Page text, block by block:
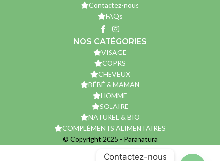
Contactez-nous
FAQs
NOS CATÉGORIES
VISAGE
COPRS
CHEVEUX
BÉBÉ & MAMAN
HOMME
SOLAIRE
NATUREL & BIO
COMPLÉMENTS ALIMENTAIRES
© Copyright 2025 - Paranatura
Contactez-nous